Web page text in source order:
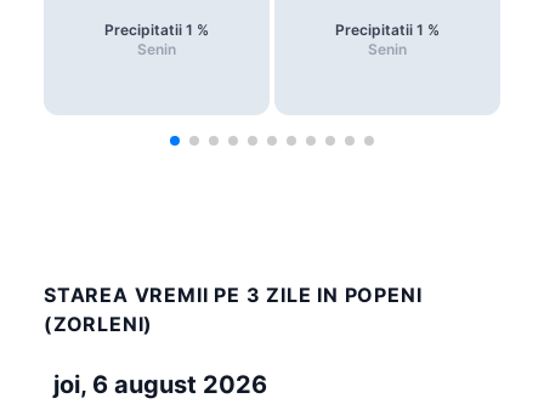
Precipitatii 1 %
Senin
Precipitatii 1 %
Senin
STAREA VREMII PE 3 ZILE IN POPENI
(ZORLENI)
joi, 6 august 2026